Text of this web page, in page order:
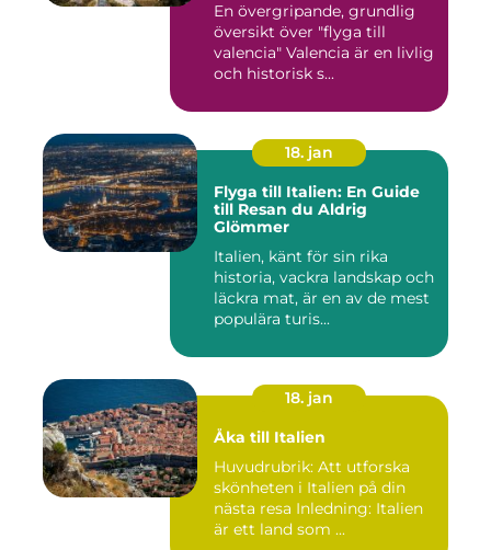
En övergripande, grundlig
översikt över "flyga till
valencia" Valencia är en livlig
och historisk s...
18. jan
Flyga till Italien: En Guide
till Resan du Aldrig
Glömmer
Italien, känt för sin rika
historia, vackra landskap och
läckra mat, är en av de mest
populära turis...
18. jan
Åka till Italien
Huvudrubrik: Att utforska
skönheten i Italien på din
nästa resa Inledning: Italien
är ett land som ...